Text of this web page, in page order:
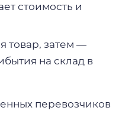
стоимость и
товар, затем —
на склад в
перевозчиков